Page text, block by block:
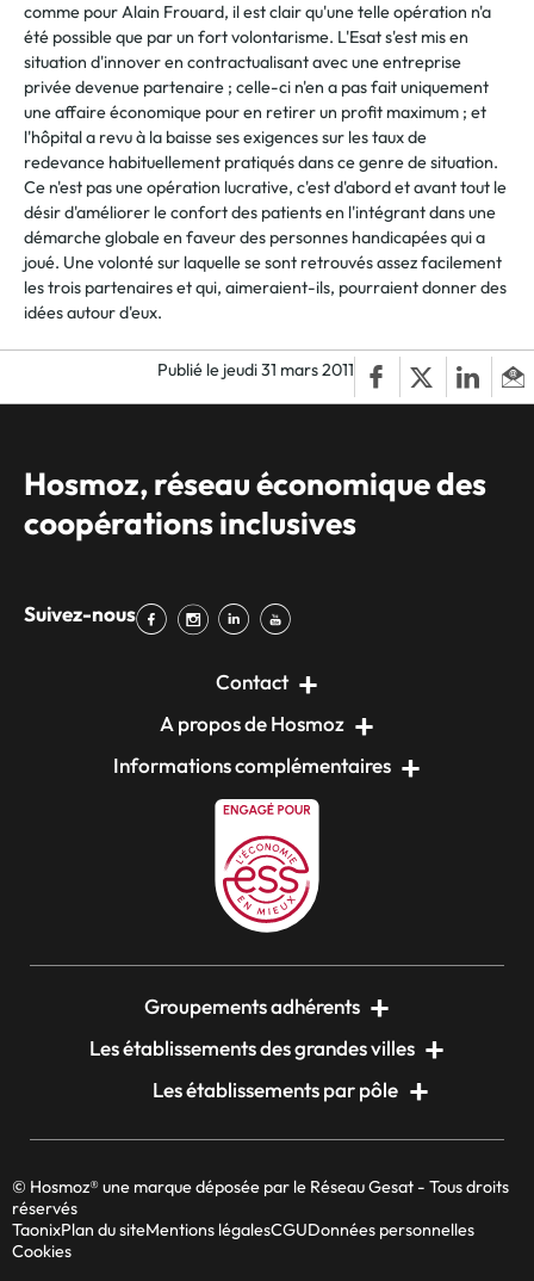
comme pour Alain Frouard, il est clair qu'une telle opération n'a
été possible que par un fort volontarisme. L'Esat s'est mis en
situation d'innover en contractualisant avec une entreprise
privée devenue partenaire ; celle-ci n'en a pas fait uniquement
une affaire économique pour en retirer un profit maximum ; et
l'hôpital a revu à la baisse ses exigences sur les taux de
redevance habituellement pratiqués dans ce genre de situation.
Ce n'est pas une opération lucrative, c'est d'abord et avant tout le
désir d'améliorer le confort des patients en l'intégrant dans une
démarche globale en faveur des personnes handicapées qui a
joué. Une volonté sur laquelle se sont retrouvés assez facilement
les trois partenaires et qui, aimeraient-ils, pourraient donner des
idées autour d'eux.
Publié le jeudi 31 mars 2011
Hosmoz, réseau économique des
coopérations inclusives
Suivez-nous
Contact
A propos de Hosmoz
Informations complémentaires
Groupements adhérents
Les établissements des grandes villes
Les établissements par pôle
© Hosmoz® une marque déposée par le Réseau Gesat - Tous droits
réservés
TaonixPlan du siteMentions légalesCGUDonnées personnelles
Cookies